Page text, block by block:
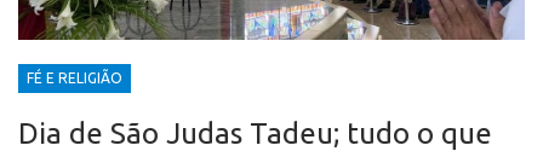
FÉ E RELIGIÃO
Dia de São Judas Tadeu; tudo o que